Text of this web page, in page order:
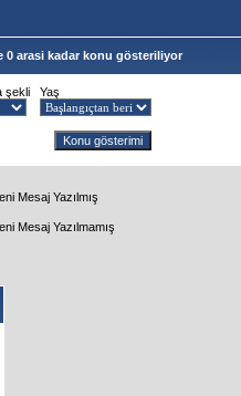
0 arasi kadar konu gösteriliyor
şekli Yaş
Mesaj Yazılmış
Mesaj Yazılmamış